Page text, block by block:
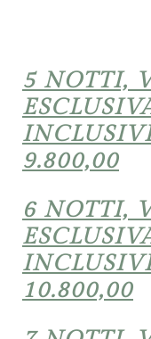
5 NOTTI,
9.800,00
6 NOTTI,
10.800,00